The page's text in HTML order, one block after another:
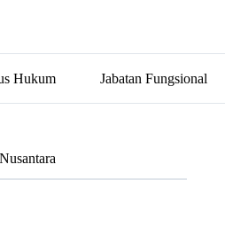
Hukum Jabatan Fungsional